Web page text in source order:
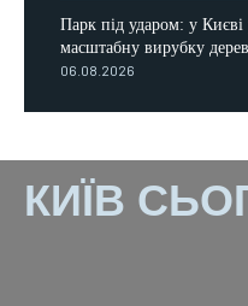
Парк під ударом: у Києві
масштабну вирубку дерев
06.08.2026
КИЇВ